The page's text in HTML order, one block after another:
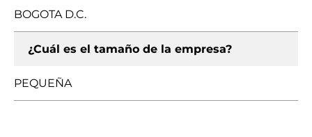
BOGOTA D.C.
¿Cuál es el tamaño de la empresa?
PEQUEÑA